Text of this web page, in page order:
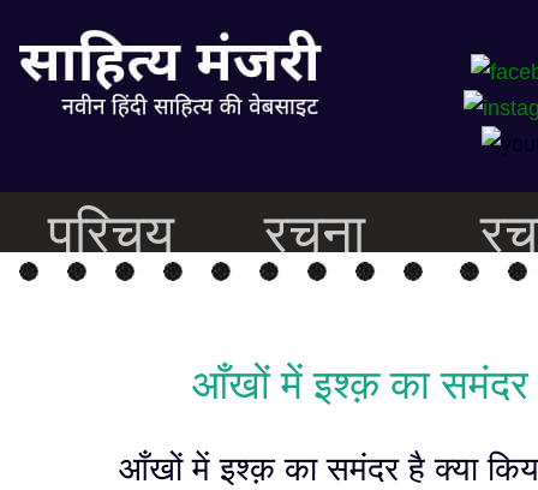
परिचय रचना
आँखों में इश्क़ का समंदर
आँखों में इश्क़ का समंदर है क्या